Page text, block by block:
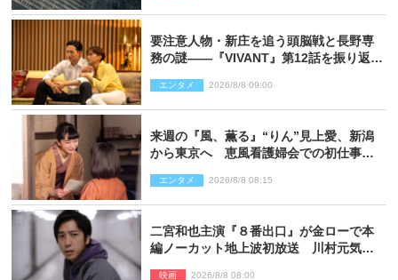
要注意人物・新庄を追う頭脳戦と長野専
務の謎――『VIVANT』第12話を振り返
エンタメ 2026/8/8 09:00
来週の『風、薫る』“りん”見上愛、新潟
から東京へ 恵風看護婦会での初仕事に
エンタメ 2026/8/8 08:15
二宮和也主演『８番出口』が金ローで本
編ノーカット地上波初放送 川村元気監
映画 2026/8/8 08:00